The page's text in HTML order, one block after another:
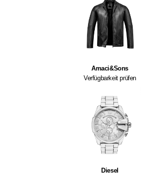
Amaci&Sons
Verfügbarkeit prüfen
Diesel